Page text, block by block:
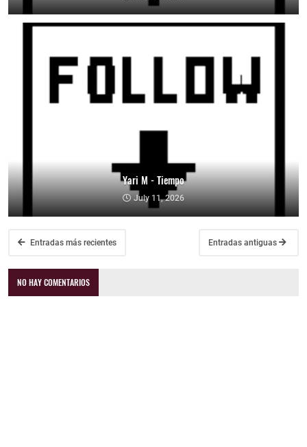
Yari M - Tiempo
July 11, 2026
Entradas más recientes Entradas antiguas
NO HAY COMENTARIOS